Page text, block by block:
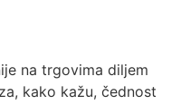
na trgovima diljem
kako kažu, čednost